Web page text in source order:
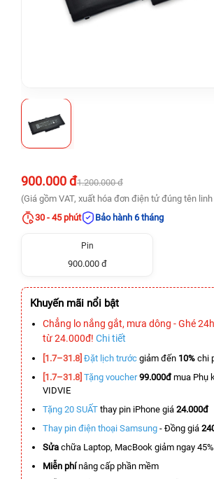
900.000 đ1.200.000 đ
(Giá gồm VAT, xuất hóa đơn điện tử đúng tên
30 - 45 phút
Bảo hành 6 tháng
Pin
900.000 đ
Khuyến mãi nổi bật
Chẳng lo nắng gắt, mưa dông - Ghé
từ 24.000đ! Chi tiết
[1.7–31.8] Đặt lịch trước giảm đến 10% chi
[1.7–31.8] Tặng voucher 99.000đmua Phụ
VIDVIE
Tặng 20 SUẤT thay pin iPhone giá 24.000đ
Thay pin điện thoại Samsung - Đồng giá
Sửa chữa Laptop, MacBook giảm ngay 45%
Miễn phínâng cấp phần mềm